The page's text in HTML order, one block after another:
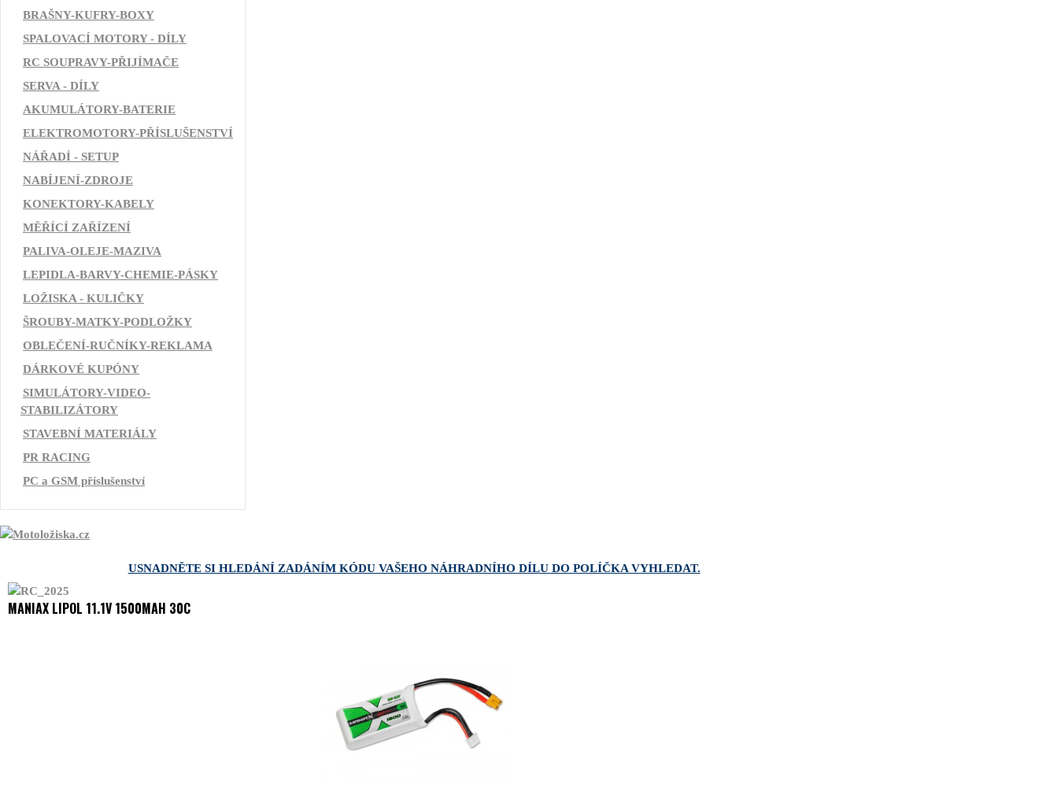
BRAŠNY-KUFRY-BOXY
SPALOVACÍ MOTORY - DÍLY
RC SOUPRAVY-PŘIJÍMAČE
SERVA - DÍLY
AKUMULÁTORY-BATERIE
ELEKTROMOTORY-PŘÍSLUŠENSTVÍ
NÁŘADÍ - SETUP
NABÍJENÍ-ZDROJE
KONEKTORY-KABELY
MĚŘÍCÍ ZAŘÍZENÍ
PALIVA-OLEJE-MAZIVA
LEPIDLA-BARVY-CHEMIE-PÁSKY
LOŽISKA - KULIČKY
ŠROUBY-MATKY-PODLOŽKY
OBLEČENÍ-RUČNÍKY-REKLAMA
DÁRKOVÉ KUPÓNY
SIMULÁTORY-VIDEO-
STABILIZÁTORY
STAVEBNÍ MATERIÁLY
PR RACING
PC a GSM příslušenství
USNADNĚTE SI HLEDÁNÍ ZADÁNÍM KÓDU VAŠEHO NÁHRADNÍHO DÍLU DO POLÍČKA VYHLEDAT.
MANIAX LIPOL 11.1V 1500MAH 30C